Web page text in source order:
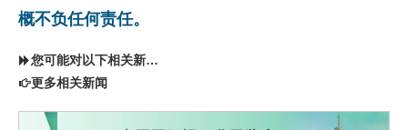
概不负任何责任。
您可能对以下相关新闻同样感兴趣
更多相关新闻